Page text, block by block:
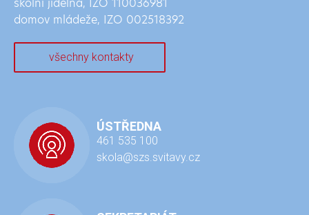
domov mládeže, IZO 002518392
všechny kontakty
ÚSTŘEDNA
461 535 100
skola@szs.svitavy.cz